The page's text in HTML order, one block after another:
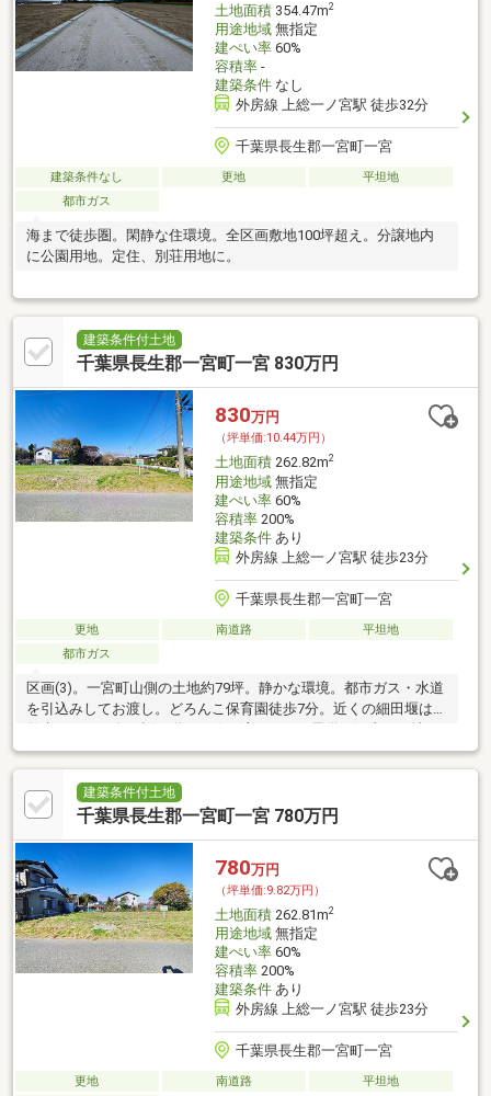
土地面積354.47m2
用途地域無指定
建ぺい率60%
容積率-
建築条件なし
外房線 上総一ノ宮駅 徒歩32分
千葉県長生郡一宮町一宮
建築条件なし 更地
平坦地
都市ガス
海まで徒歩圏。閑静な住環境。全区画敷地100坪超え。分譲地内
に公園用地。定住、別荘用地に。
建築条件付土地
千葉県長生郡一宮町一宮 830万円
830万円
（坪単価:10.44万円）
土地面積262.82m2
用途地域無指定
建ぺい率60%
容積率200%
建築条件あり
外房線 上総一ノ宮駅 徒歩23分
千葉県長生郡一宮町一宮
更地 南道路
平坦地
都市ガス
区画(3)。一宮町山側の土地約79坪。静かな環境。都市ガス・水道
を引込みしてお渡し。どろんこ保育園徒歩7分。近くの細田堰はお
散歩コース。春は桜が咲き、鴨が泳ぎます。子供が沢山いる地
区。海まで車10分。
建築条件付土地
千葉県長生郡一宮町一宮 780万円
780万円
（坪単価:9.82万円）
土地面積262.81m2
用途地域無指定
建ぺい率60%
容積率200%
建築条件あり
外房線 上総一ノ宮駅 徒歩23分
千葉県長生郡一宮町一宮
更地 南道路
平坦地